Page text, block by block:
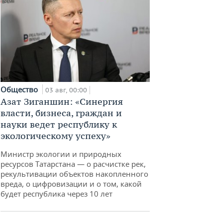
Общество 03 авг, 00:00
Азат Зиганшин: «Синергия
власти, бизнеса, граждан и
науки ведет республику к
экологическому успеху»
Министр экологии и природных
ресурсов Татарстана — о расчистке рек,
рекультивации объектов накопленного
вреда, о цифровизации и о том, какой
будет республика через 10 лет